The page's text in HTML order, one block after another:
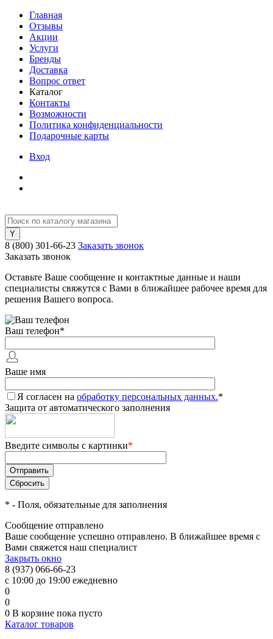
Главная
Отзывы
Акции
Услуги
Бренды
Доставка
Вопрос ответ
Каталог
Контакты
Возможности
Политика конфиденциальности
Подарочные карты
Вход
8 (800) 301-66-23 Заказать звонок
Заказать звонок
Оставьте Ваше сообщение и контактные данные и наши
специалисты свяжутся с Вами в ближайшее рабочее время для
решения Вашего вопроса.
Ваш телефон*
Ваше имя
Я согласен на обработку персональных данных.*
Защита от автоматического заполнения
Введите символы с картинки*
* - Поля, обязательные для заполнения
Сообщение отправлено
Ваше сообщение успешно отправлено. В ближайшее время с
Вами свяжется наш специалист
Закрыть окно
8 (937) 066-66-23
с 10:00 до 19:00 ежедневно
0
0
0 В корзине пока пусто
Каталог товаров